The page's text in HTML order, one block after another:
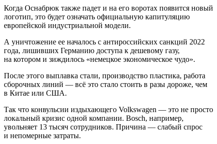
Когда Оснабрюк также падет и на его воротах появится новый
логотип, это будет означать официальную капитуляцию
европейской индустриальной модели.
А уничтожение ее началось с антироссийских санкций 2022
года, лишивших Германию доступа к дешевому газу,
на котором и зиждилось «немецкое экономическое чудо».
После этого выплавка стали, производство пластика, работа
сборочных линий — всё это стало стоить в разы дороже, чем
в Китае или США.
Так что конвульсии издыхающего Volkswagen — это не просто
локальный кризис одной компании. Bosch, например,
увольняет 13 тысяч сотрудников. Причина — слабый спрос
и непомерные затраты.